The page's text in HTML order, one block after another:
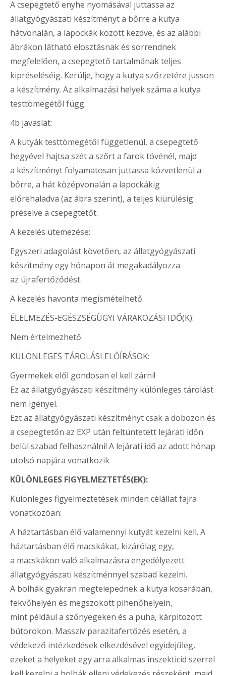
A csepegtető enyhe nyomásával juttassa az
állatgyógyászati készítményt a bőrre a kutya
hátvonalán, a lapockák között kezdve, és az alábbi
ábrákon látható elosztásnak és sorrendnek
megfelelően, a csepegtető tartalmának teljes
kipréseléséig. Kerülje, hogy a kutya szőrzetére jusson
a készítmény. Az alkalmazási helyek száma a kutya
testtömegétől függ.
4b javaslat:
A kutyák testtömegétől függetlenül, a csepegtető
hegyével hajtsa szét a szőrt a farok tövénél, majd
a készítményt folyamatosan juttassa közvetlenül a
bőrre, a hát középvonalán a lapockákig
előrehaladva (az ábra szerint), a teljes kiürülésig
préselve a csepegtetőt.
A kezelés ütemezése:
Egyszeri adagolást követően, az állatgyógyászati
készítmény egy hónapon át megakadályozza
az újrafertőződést.
A kezelés havonta megismételhető.
ÉLELMEZÉS-EGÉSZSÉGÜGYI VÁRAKOZÁSI IDŐ(K):
Nem értelmezhető.
KÜLÖNLEGES TÁROLÁSI ELŐÍRÁSOK:
Gyermekek elől gondosan el kell zárni!
Ez az állatgyógyászati készítmény különleges tárolást
nem igényel.
Ezt az állatgyógyászati készítményt csak a dobozon és
a csepegtetőn az EXP után feltüntetett lejárati időn
belül szabad felhasználni! A lejárati idő az adott hónap
utolsó napjára vonatkozik
KÜLÖNLEGES FIGYELMEZTETÉS(EK):
Különleges figyelmeztetések minden célállat fajra
vonatkozóan:
A háztartásban élő valamennyi kutyát kezelni kell. A
háztartásban élő macskákat, kizárólag egy,
a macskákon való alkalmazásra engedélyezett
állatgyógyászati készítménnyel szabad kezelni.
A bolhák gyakran megtelepednek a kutya kosarában,
fekvőhelyén és megszokott pihenőhelyein,
mint például a szőnyegeken és a puha, kárpitozott
bútorokon. Masszív parazitafertőzés esetén, a
védekező intézkedések elkezdésével egyidejűleg,
ezeket a helyeket egy arra alkalmas inszekticid szerrel